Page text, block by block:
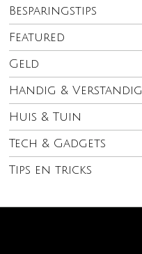
Besparingstips
Featured
Geld
Handig & Verstandig
Huis & Tuin
Tech & Gadgets
Tips en tricks